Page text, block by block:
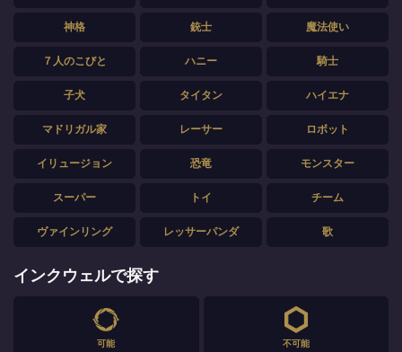
神格 銃士 魔法使い
７人のこびと ハニー 騎士
子犬 タイタン ハイエナ
マドリガル家 レーサー ロボット
イリュージョン 恐竜 モンスター
スーパー トイ チーム
ヴァインリング レッサーパンダ 歌
インクウェルで探す
可能 不可能